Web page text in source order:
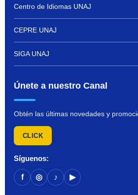
Centro de Idiomas UNAJ
CEPRE UNAJ
SIGA UNAJ
Únete a nuestro Canal
Obtén las últimas novedades y
CLICK
Síguenos:
f ◎ ♪ ▶